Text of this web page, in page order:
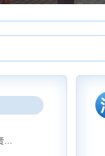
人民警察职责义务